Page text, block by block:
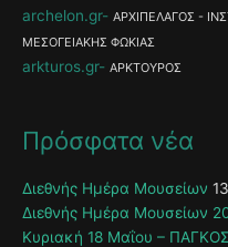
archelon.gr
ΑΡΧΙΠΕΛΑΓΟΣ -
ΜΕΣΟΓΕΙΑΚΗΣ ΦΩΚΙΑΣ
arkturos.gr ΑΡΚΤΟΥΡΟΣ
Πρόσφατα νέα
Διεθνής Ημέρα Μουσείων
Διεθνής Ημέρα Μουσείων
Κυριακή 18 Μαΐου –